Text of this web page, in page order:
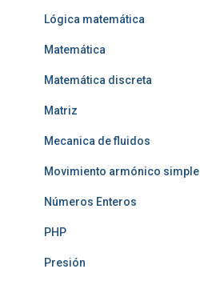
Lógica matemática
Matemática
Matemática discreta
Matriz
Mecanica de fluidos
Movimiento armónico simple
Números Enteros
PHP
Presión